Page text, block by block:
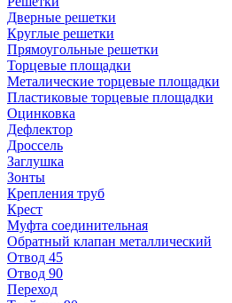
Дверные решетки
Круглые решетки
Прямоугольные решетки
Торцевые площадки
Металические торцевые площадки
Пластиковые торцевые площадки
Оцинковка
Дефлектор
Дроссель
Заглушка
Зонты
Крепления труб
Крест
Муфта соединительная
Обратный клапан металлический
Отвод 45
Отвод 90
Переход